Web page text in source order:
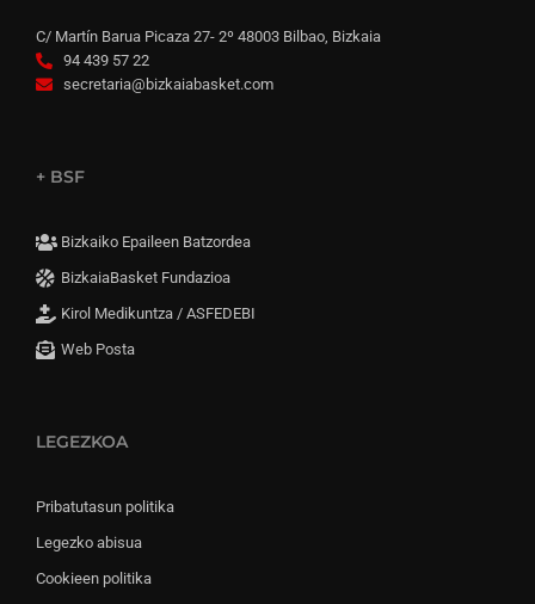
C/ Martín Barua Picaza 27- 2º 48003 Bilbao, Bizkaia
94 439 57 22
secretaria@bizkaiabasket.com
+ BSF
Bizkaiko Epaileen Batzordea
BizkaiaBasket Fundazioa
Kirol Medikuntza / ASFEDEBI
Web Posta
LEGEZKOA
Pribatutasun politika
Legezko abisua
Cookieen politika